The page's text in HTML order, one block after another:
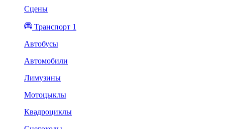
Сцены
Транспорт 1
Автобусы
Автомобили
Лимузины
Мотоцыклы
Квадроциклы